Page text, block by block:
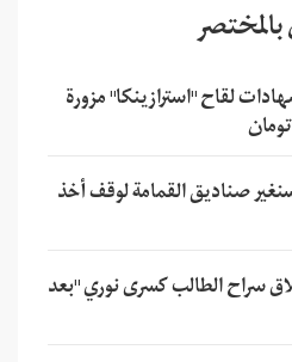
بالمختصر
لقاح "استرازينكا" مزورة
صناديق القمامة لوقف أخذ
سراح الطالب كسرى نوري "بعد